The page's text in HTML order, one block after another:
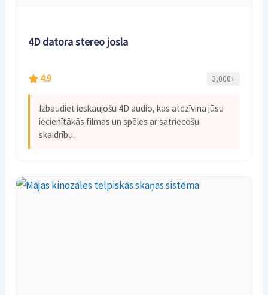
4D datora stereo josla
4.9 3,000+
Izbaudiet ieskaujošu 4D audio, kas atdzīvina jūsu
iecienītākās filmas un spēles ar satriecošu
skaidrību.